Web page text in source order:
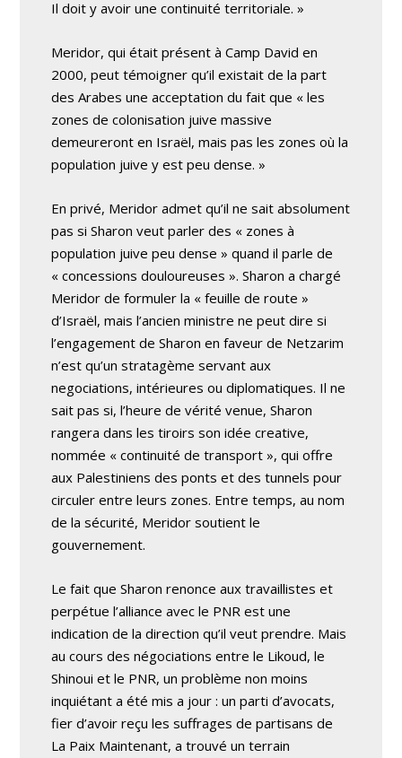
Il doit y avoir une continuité territoriale. »
Meridor, qui était présent à Camp David en
2000, peut témoigner qu’il existait de la part
des Arabes une acceptation du fait que « les
zones de colonisation juive massive
demeureront en Israël, mais pas les zones où la
population juive y est peu dense. »
En privé, Meridor admet qu’il ne sait absolument
pas si Sharon veut parler des « zones à
population juive peu dense » quand il parle de
« concessions douloureuses ». Sharon a chargé
Meridor de formuler la « feuille de route »
d’Israël, mais l’ancien ministre ne peut dire si
l’engagement de Sharon en faveur de Netzarim
n’est qu’un stratagème servant aux
negociations, intérieures ou diplomatiques. Il ne
sait pas si, l’heure de vérité venue, Sharon
rangera dans les tiroirs son idée creative,
nommée « continuité de transport », qui offre
aux Palestiniens des ponts et des tunnels pour
circuler entre leurs zones. Entre temps, au nom
de la sécurité, Meridor soutient le
gouvernement.
Le fait que Sharon renonce aux travaillistes et
perpétue l’alliance avec le PNR est une
indication de la direction qu’il veut prendre. Mais
au cours des négociations entre le Likoud, le
Shinoui et le PNR, un problème non moins
inquiétant a été mis a jour : un parti d’avocats,
fier d’avoir reçu les suffrages de partisans de
La Paix Maintenant, a trouvé un terrain